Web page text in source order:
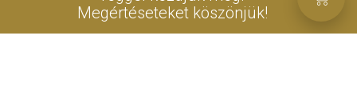
Megértéseteket köszönjük!